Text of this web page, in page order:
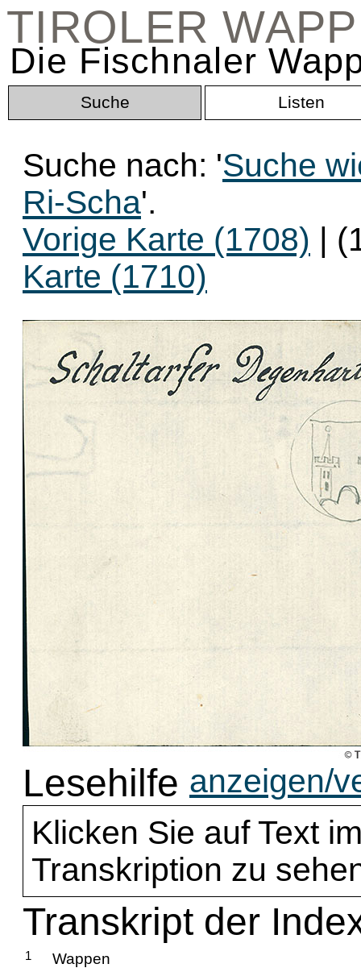
TIROLER
Die Fischnaler
Suche Listen
Suche nach: 'Suche
Ri-Scha'.
Vorige Karte (1708) |
Karte (1710)
Lesehilfe anzeigen/
Klicken Sie auf Text
Transkription zu
Transkript der
1 Wappen